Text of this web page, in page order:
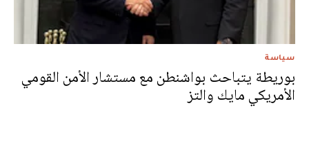
سياسة
بوريطة يتباحث بواشنطن مع مستشار الأمن القومي
الأمريكي مايك والتز